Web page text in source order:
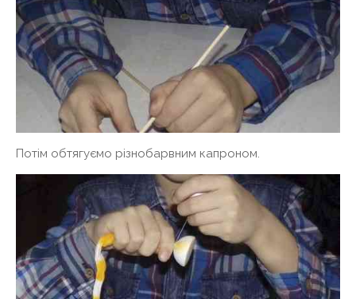
Потім обтягуємо різнобарвним капроном.